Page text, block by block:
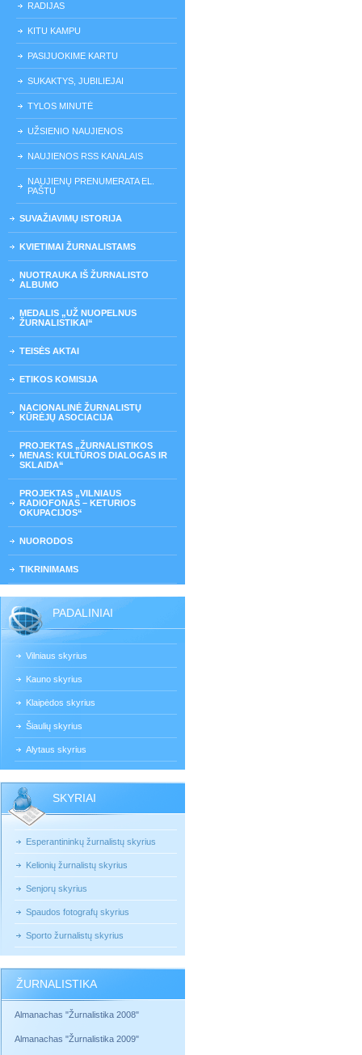
RADIJAS
KITU KAMPU
PASIJUOKIME KARTU
SUKAKTYS, JUBILIEJAI
TYLOS MINUTĖ
UŽSIENIO NAUJIENOS
NAUJIENOS RSS KANALAIS
NAUJIENŲ PRENUMERATA EL.
PAŠTU
SUVAŽIAVIMŲ ISTORIJA
KVIETIMAI ŽURNALISTAMS
NUOTRAUKA IŠ ŽURNALISTO
ALBUMO
MEDALIS „UŽ NUOPELNUS
ŽURNALISTIKAI“
TEISĖS AKTAI
ETIKOS KOMISIJA
NACIONALINĖ ŽURNALISTŲ
KŪRĖJŲ ASOCIACIJA
PROJEKTAS „ŽURNALISTIKOS
MENAS: KULTŪROS DIALOGAS IR
SKLAIDA“
PROJEKTAS „VILNIAUS
RADIOFONAS – KETURIOS
OKUPACIJOS“
NUORODOS
TIKRINIMAMS
PADALINIAI
Vilniaus skyrius
Kauno skyrius
Klaipėdos skyrius
Šiaulių skyrius
Alytaus skyrius
SKYRIAI
Esperantininkų žurnalistų skyrius
Kelionių žurnalistų skyrius
Senjorų skyrius
Spaudos fotografų skyrius
Sporto žurnalistų skyrius
ŽURNALISTIKA
Almanachas "Žurnalistika 2008"
Almanachas "Žurnalistika 2009"